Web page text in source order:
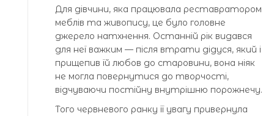
Для дівчини, яка працювала реставратором
меблів та живопису, це було головне
джерело натхнення. Останній рік видався
для неї важким — після втрати дідуся, який і
прищепив їй любов до старовини, вона ніяк
не могла повернутися до творчості,
відчуваючи постійну внутрішню порожнечу.
Того червневого ранку її увагу привернула